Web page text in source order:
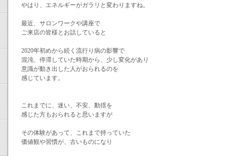
やはり、エネルギーがガラリと変わりますね。
最近、サロンワークや講座で
ご来店の皆様とお話していると
2020年初めから続く流行り病の影響で
混沌、停滞していた時期から、少し変化があり
意識が動き出した人がおられるのを
感じています。
これまでに、迷い、不安、動揺を
感じた方もおられると思いますが
その体験があって、これまで持っていた
価値観や習慣が、古いものになり